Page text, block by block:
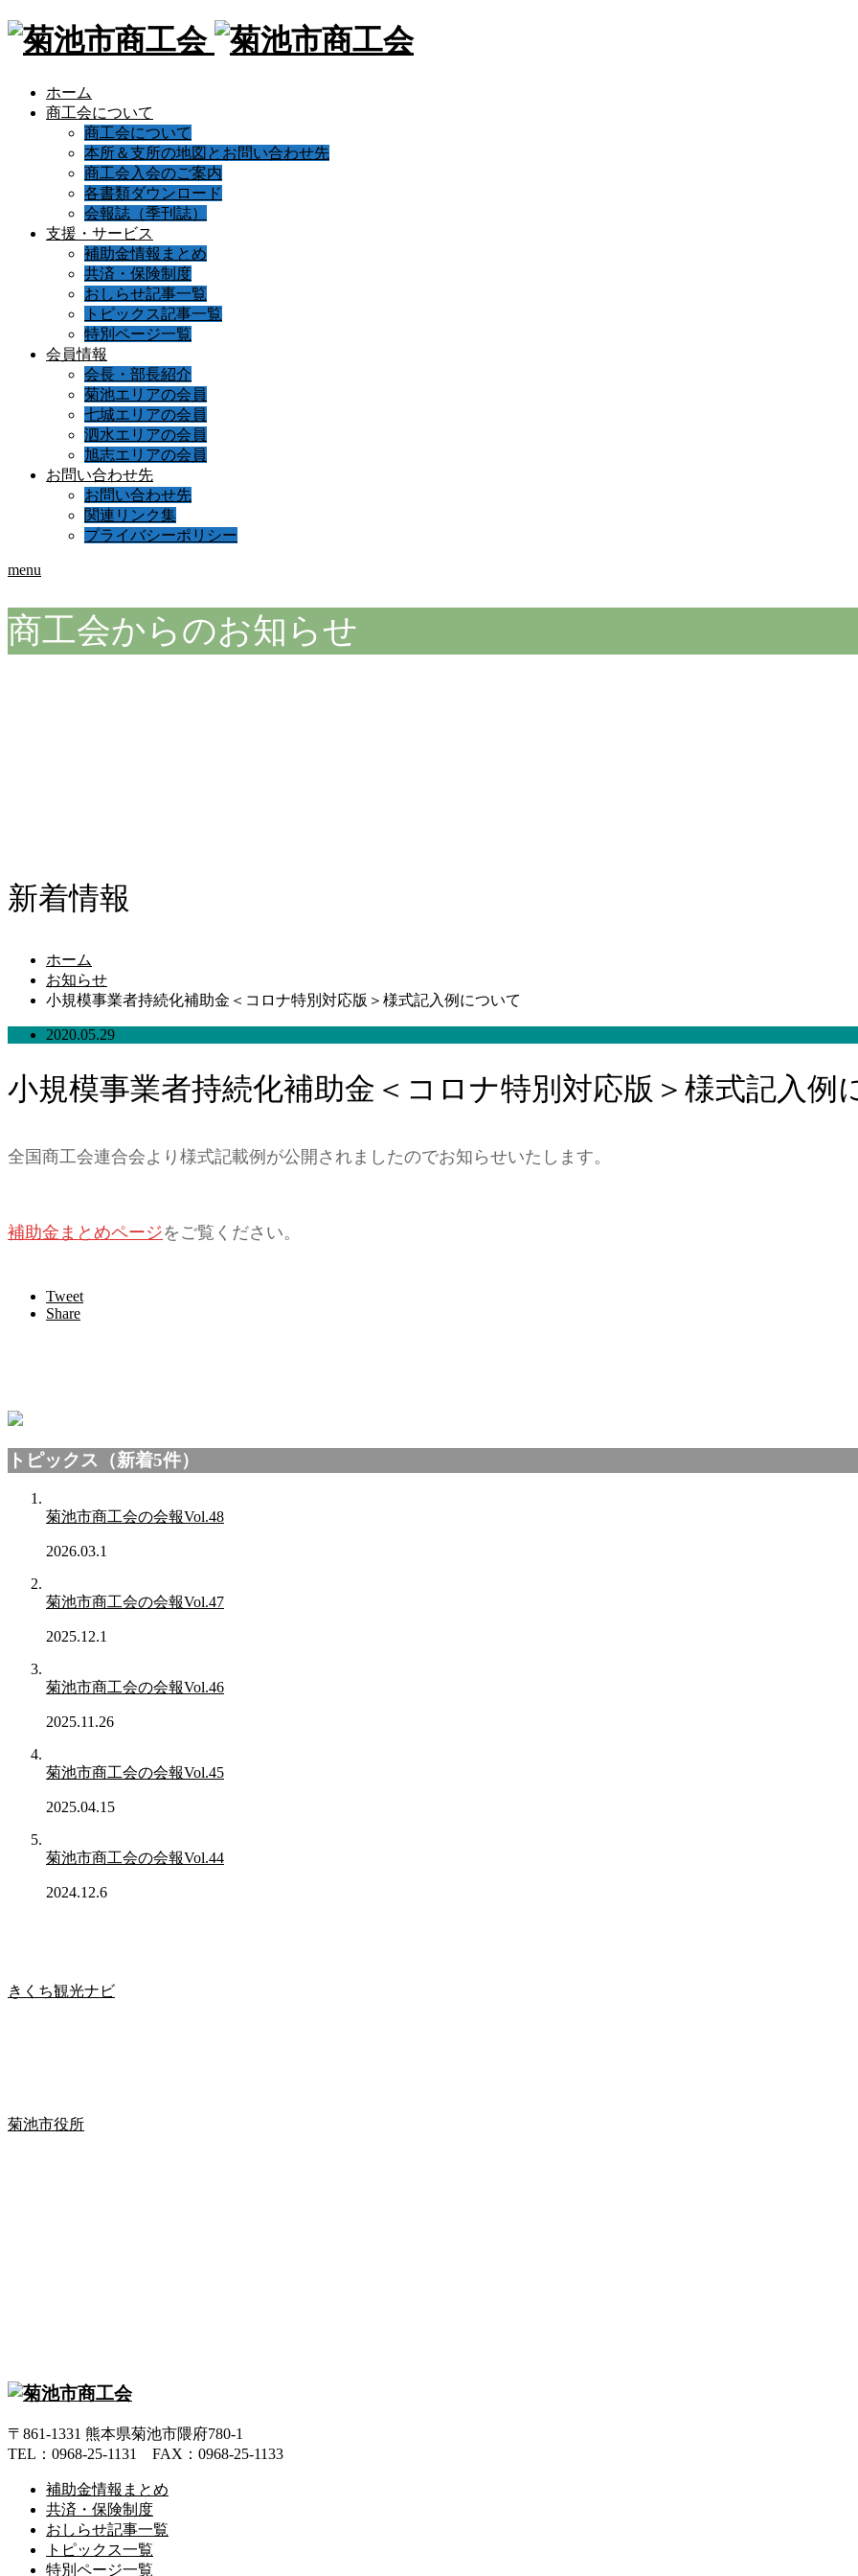
ホーム
商工会について
商工会について
本所＆支所の地図とお問い合わせ先
商工会入会のご案内
各書類ダウンロード
会報誌（季刊誌）
支援・サービス
補助金情報まとめ
共済・保険制度
おしらせ記事一覧
トピックス記事一覧
特別ページ一覧
会員情報
会長・部長紹介
菊池エリアの会員
七城エリアの会員
泗水エリアの会員
旭志エリアの会員
お問い合わせ先
お問い合わせ先
関連リンク集
プライバシーポリシー
menu
商工会からのお知らせ
新着情報
ホーム
お知らせ
小規模事業者持続化補助金＜コロナ特別対応版＞様式記入例について
2020.05.29
小規模事業者持続化補助金＜コロナ特別対応版＞様式記入例
全国商工会連合会より様式記載例が公開されましたのでお知らせいたします。
補助金まとめページをご覧ください。
Tweet
Share
トピックス（新着5件）
菊池市商工会の会報Vol.48
2026.03.1
菊池市商工会の会報Vol.47
2025.12.1
菊池市商工会の会報Vol.46
2025.11.26
菊池市商工会の会報Vol.45
2025.04.15
菊池市商工会の会報Vol.44
2024.12.6
きくち観光ナビ
菊池市役所
〒861-1331 熊本県菊池市隈府780-1
TEL：0968-25-1131 FAX：0968-25-1133
補助金情報まとめ
共済・保険制度
おしらせ記事一覧
トピックス一覧
特別ページ一覧